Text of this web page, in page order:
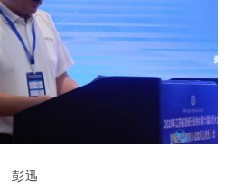
彭迅